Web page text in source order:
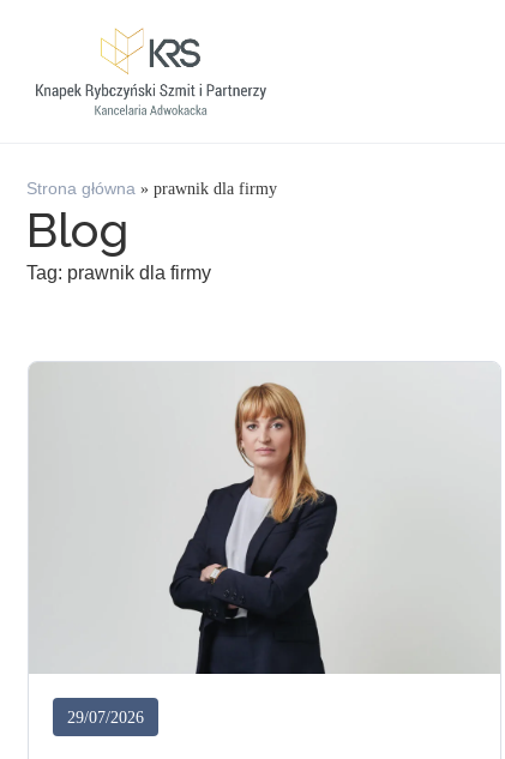
Strona główna » prawnik dla firmy
Blog
Tag: prawnik dla firmy
29/07/2026